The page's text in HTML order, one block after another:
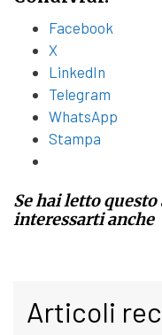
Facebook
X
LinkedIn
Telegram
WhatsApp
Stampa
Se hai letto
interessarti anche
Articoli